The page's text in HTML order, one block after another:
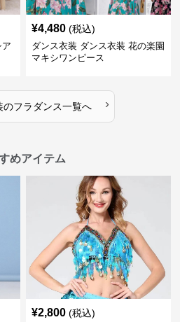
¥4,480 (税込)
ダンス衣装 ダンス衣装 花の楽園
マキシワンピース
のフラダンス一覧へ ›
めアイテム
¥2,800 (税込)